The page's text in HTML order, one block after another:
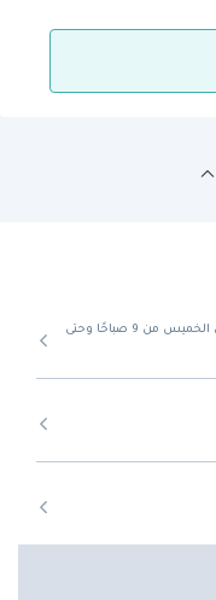
من الأحد إلى الخميس من 9 صباحًا وحتى